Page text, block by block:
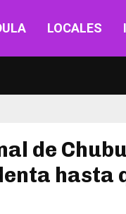
LOCALES
de
hasta